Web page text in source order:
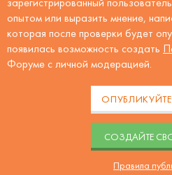
опытом или выразить мнение,
которая после проверки будет
появилась возможность создать
Форуме с личной модерацией.
CОЗДАЙТЕ
Правила